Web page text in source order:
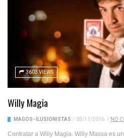
3603 VIEWS
Willy Magia
MAGOS- ILUSIONISTAS / 03/11/2016 / NO
Contratar a Willy Magia. Willy Massa es